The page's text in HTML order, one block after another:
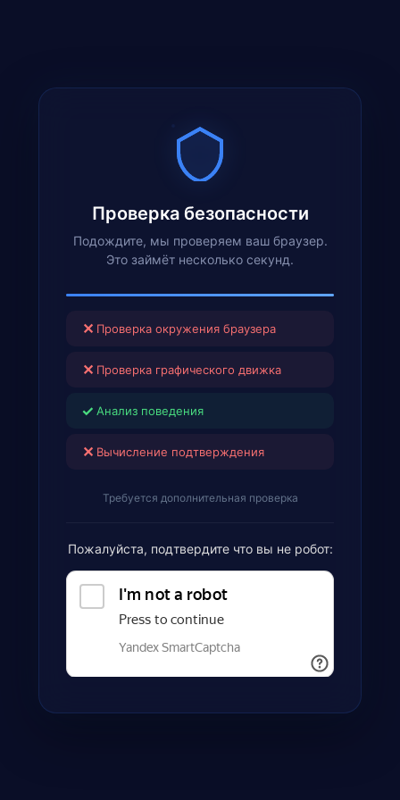
Проверка безопасности
Подождите, мы проверяем ваш браузер.
Это займёт несколько секунд.
✕ Проверка окружения браузера
✕ Проверка графического движка
✓ Анализ поведения
✕ Вычисление подтверждения
Требуется дополнительная проверка
Пожалуйста, подтвердите что вы не робот: